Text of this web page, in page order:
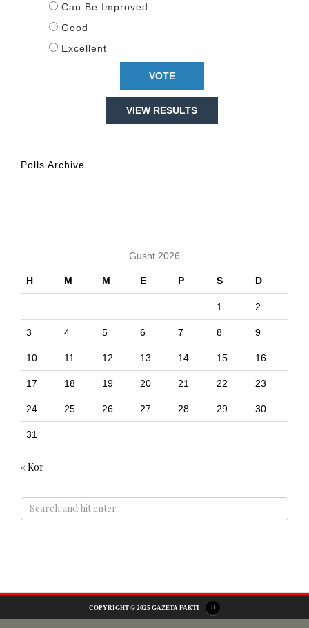
Can Be Improved
Good
Excellent
VIEW RESULTS
Polls Archive
Gusht 2026
H M M E P S D
1 2
3 4 5 6 7 8 9
10 11 12 13 14 15 16
17 18 19 20 21 22 23
24 25 26 27 28 29 30
31
« Kor
COPYRIGHT © 2025 GAZETA FAKTI